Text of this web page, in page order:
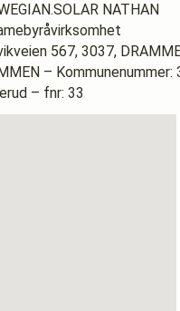
NATHAN
567, 3037,
– Kommunenummer:
– fnr: 33